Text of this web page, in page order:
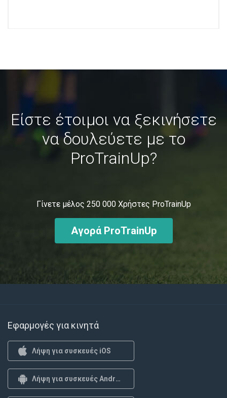
Είστε έτοιμοι να ξεκινήσετε
να δουλεύετε με το
ProTrainUp?
Γίνετε μέλος 250 000 Χρήστες ProTrainUp
Αγορά ProTrainUp
Εφαρμογές για κινητά
Λήψη για συσκευές iOS
Λήψη για συσκευές Android